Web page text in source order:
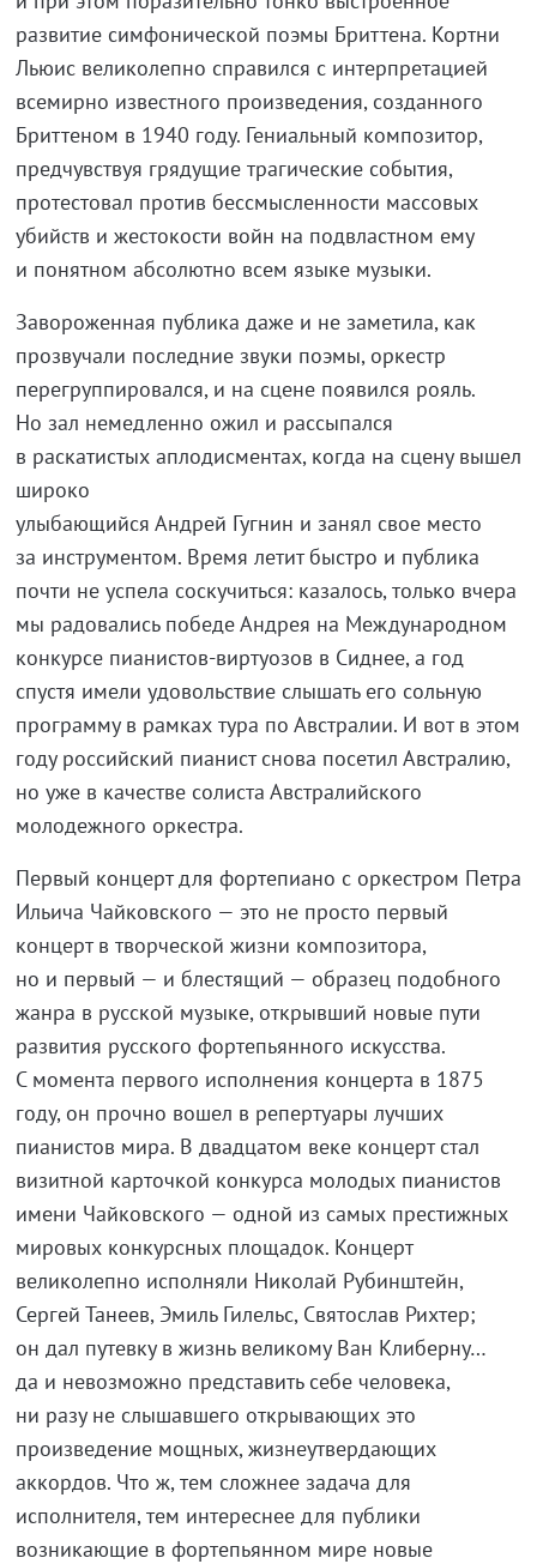
развитие симфонической поэмы Бриттена. Кортни
Льюис великолепно справился с интерпретацией
всемирно известного произведения, созданного
Бриттеном в 1940 году. Гениальный композитор,
предчувствуя грядущие трагические события,
протестовал против бессмысленности массовых
убийств и жестокости войн на подвластном ему
и понятном абсолютно всем языке музыки.
Завороженная публика даже и не заметила, как
прозвучали последние звуки поэмы, оркестр
перегруппировался, и на сцене появился рояль.
Но зал немедленно ожил и рассыпался
в раскатистых аплодисментах, когда на сцену вышел
широко
улыбающийся Андрей Гугнин и занял свое место
за инструментом. Время летит быстро и публика
почти не успела соскучиться: казалось, только вчера
мы радовались победе Андрея на Международном
конкурсе пианистов-виртуозов в Сиднее, а год
спустя имели удовольствие слышать его сольную
программу в рамках тура по Австралии. И вот в этом
году российский пианист снова посетил Австралию,
но уже в качестве солиста Австралийского
молодежного оркестра.
Первый концерт для фортепиано с оркестром Петра
Ильича Чайковского — это не просто первый
концерт в творческой жизни композитора,
но и первый — и блестящий — образец подобного
жанра в русской музыке, открывший новые пути
развития русского фортепьянного искусства.
С момента первого исполнения концерта в 1875
году, он прочно вошел в репертуары лучших
пианистов мира. В двадцатом веке концерт стал
визитной карточкой конкурса молодых пианистов
имени Чайковского — одной из самых престижных
мировых конкурсных площадок. Концерт
великолепно исполняли Николай Рубинштейн,
Сергей Танеев, Эмиль Гилельс, Святослав Рихтер;
он дал путевку в жизнь великому Ван Клиберну…
да и невозможно представить себе человека,
ни разу не слышавшего открывающих это
произведение мощных, жизнеутвердающих
аккордов. Что ж, тем сложнее задача для
исполнителя, тем интереснее для публики
возникающие в фортепьянном мире новые